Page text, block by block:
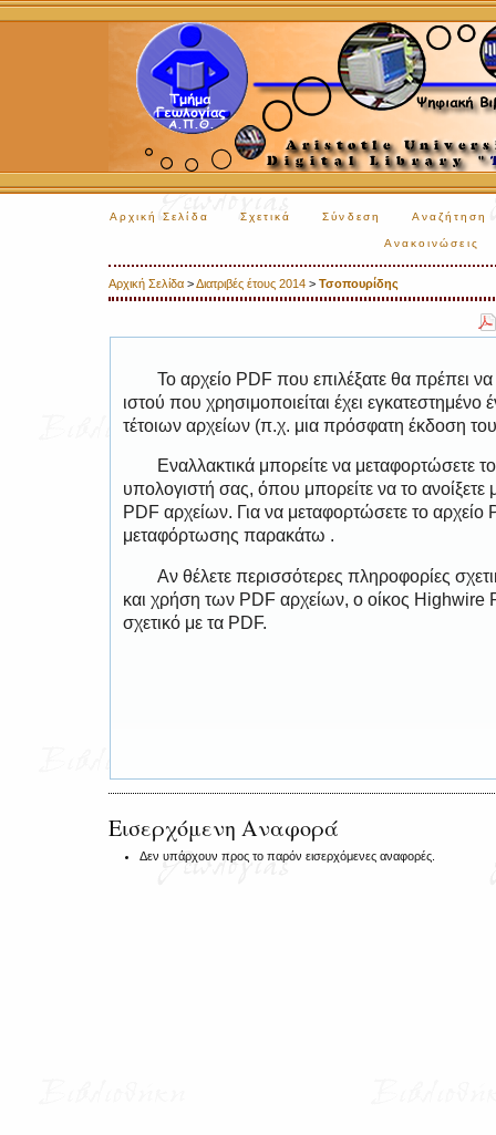
Αρχική Σελίδα Σχετικά Σύνδεση Αναζήτηση
Ανακοινώσεις
Αρχική Σελίδα >Διατριβές έτους 2014 > Τσοπουρίδης
Το αρχείο PDF που επιλέξατε θα πρέπει
ιστού που χρησιμοποιείται έχει
τέτοιων αρχείων (π.χ. μια πρόσφατη έκδοση
Εναλλακτικά μπορείτε να μεταφορτώσετε
υπολογιστή σας, όπου μπορείτε να το
PDF αρχείων. Για να μεταφορτώσετε το
μεταφόρτωσης παρακάτω .
Αν θέλετε περισσότερες πληροφορίες
και χρήση των PDF αρχείων, ο οίκος Highwire
σχετικό με τα PDF.
Εισερχόμενη Αναφορά
Δεν υπάρχουν προς το παρόν εισερχόμενες αναφορές.